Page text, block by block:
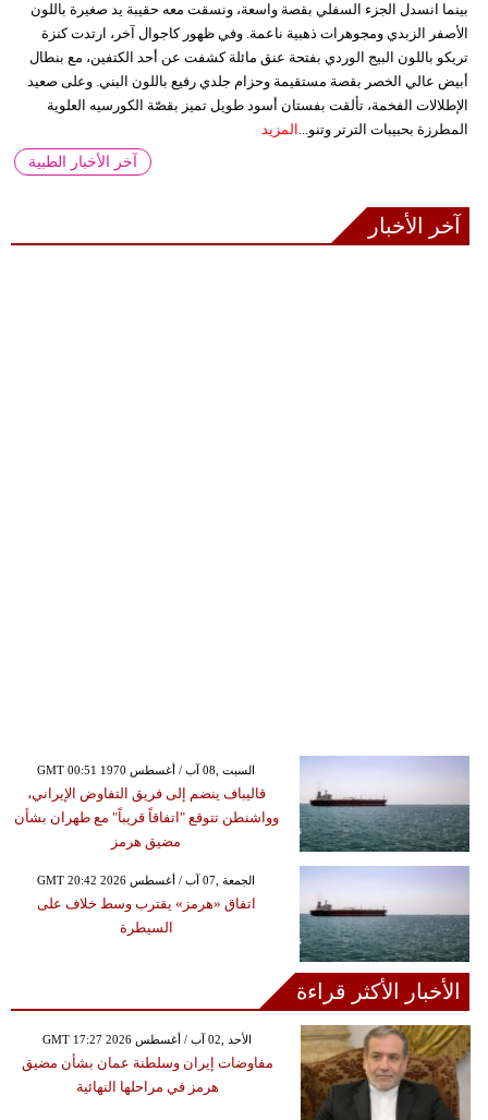
بينما انسدل الجزء السفلي بقصة واسعة، ونسقت معه حقيبة يد صغيرة باللون
الأصفر الزبدي ومجوهرات ذهبية ناعمة. وفي ظهور كاجوال آخر، ارتدت كنزة
تريكو باللون البيج الوردي بفتحة عنق مائلة كشفت عن أحد الكتفين، مع بنطال
أبيض عالي الخصر بقصة مستقيمة وحزام جلدي رفيع باللون البني. وعلى صعيد
الإطلالات الفخمة، تألقت بفستان أسود طويل تميز بقصّة الكورسيه العلوية
المطرزة بحبيبات الترتر وتنو... المزيد
آخر الأخبار الطبية
آخر الأخبار
GMT 00:51 1970 السبت ,08 آب / أغسطس
قاليباف ينضم إلى فريق التفاوض الإيراني،
وواشنطن تتوقع "اتفاقاً قريباً" مع طهران بشأن
مضيق هرمز
GMT 20:42 2026 الجمعة ,07 آب / أغسطس
اتفاق «هرمز» يقترب وسط خلاف على
السيطرة
الأخبار الأكثر قراءة
GMT 17:27 2026 الأحد ,02 آب / أغسطس
مفاوضات إيران وسلطنة عمان بشأن مضيق
هرمز في مراحلها النهائية